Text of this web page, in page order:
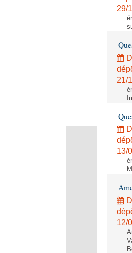
29/
21/
13/
12/